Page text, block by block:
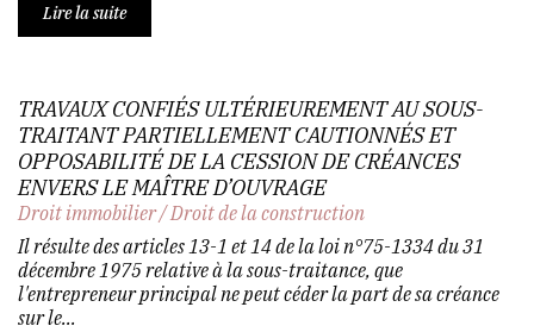
Lire la suite
TRAVAUX CONFIÉS ULTÉRIEUREMENT AU SOUS-
TRAITANT PARTIELLEMENT CAUTIONNÉS ET
OPPOSABILITÉ DE LA CESSION DE CRÉANCES
ENVERS LE MAÎTRE D’OUVRAGE
Droit immobilier/Droit de la construction
Il résulte des articles 13-1 et 14 de la loi n°75-1334 du 31
décembre 1975 relative à la sous-traitance, que
l'entrepreneur principal ne peut céder la part de sa créance
sur le...